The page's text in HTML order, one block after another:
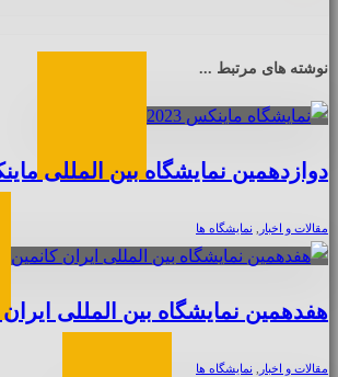
نوشته های مرتبط ...
دوازدهمین نمایشگاه بین المللی ماینکس
مقالات و اخبار , نمایشگاه ها
هفدهمین نمایشگاه بین المللی ایران
مقالات و اخبار , نمایشگاه ها